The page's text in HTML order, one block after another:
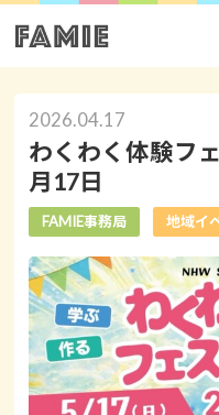
2026.04.17
わくわく体験フ
月17日
FAMIE事務局 地域イ